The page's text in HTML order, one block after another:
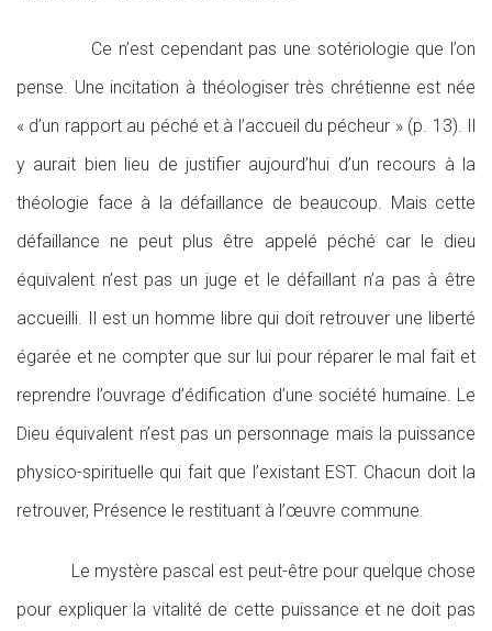
Ce n’est cependant pas une sotériologie que l’on
pense. Une incitation à théologiser très chrétienne est née
« d’un rapport au péché et à l’accueil du pécheur » (p. 13). Il
y aurait bien lieu de justifier aujourd’hui d’un recours à la
théologie face à la défaillance de beaucoup. Mais cette
défaillance ne peut plus être appelé péché car le dieu
équivalent n’est pas un juge et le défaillant n’a pas à être
accueilli. Il est un homme libre qui doit retrouver une liberté
égarée et ne compter que sur lui pour réparer le mal fait et
reprendre l’ouvrage d’édification d’une société humaine. Le
Dieu équivalent n’est pas un personnage mais la puissance
physico-spirituelle qui fait que l’existant EST. Chacun doit la
retrouver, Présence le restituant à l’œuvre commune.
Le mystère pascal est peut-être pour quelque chose
pour expliquer la vitalité de cette puissance et ne doit pas